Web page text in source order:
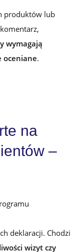
produktów lub
wymagają
oceniane.
na
–
deklaracji. Chodzi
wizyt czy